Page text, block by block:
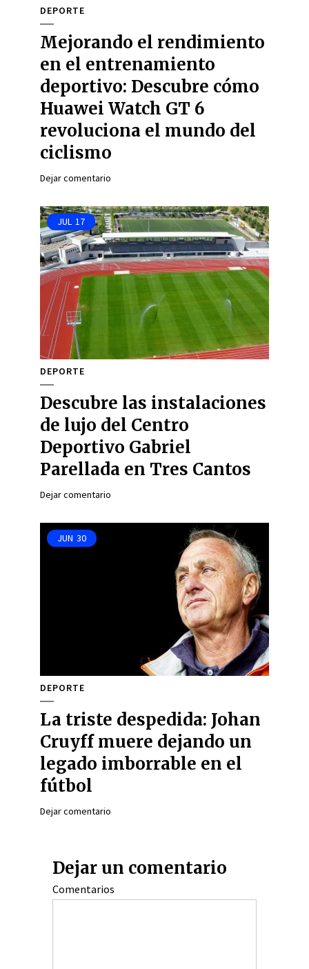
DEPORTE
Mejorando el rendimiento
en el entrenamiento
deportivo: Descubre cómo
Huawei Watch GT 6
revoluciona el mundo del
ciclismo
Dejar comentario
JUL 17
DEPORTE
Descubre las instalaciones
de lujo del Centro
Deportivo Gabriel
Parellada en Tres Cantos
Dejar comentario
JUN 30
DEPORTE
La triste despedida: Johan
Cruyff muere dejando un
legado imborrable en el
fútbol
Dejar comentario
Dejar un comentario
Comentarios